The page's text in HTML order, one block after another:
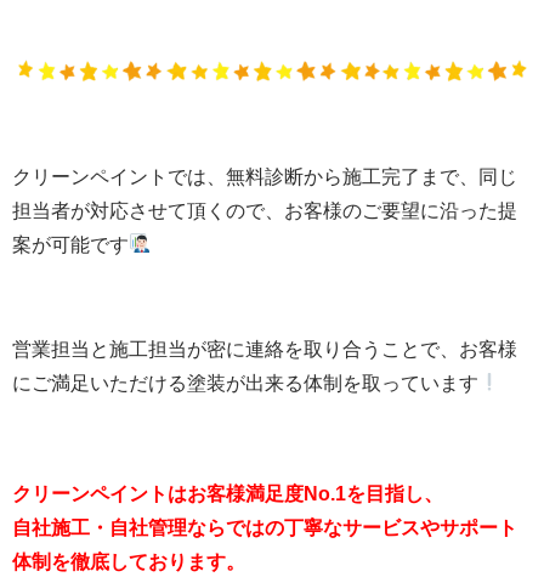
クリーンペイントでは、無料診断から施工完了まで、同じ
担当者が対応させて頂くので、お客様のご要望に沿った提
案が可能です
営業担当と施工担当が密に連絡を取り合うことで、お客様
にご満足いただける塗装が出来る体制を取っています
クリーンペイントはお客様満足度No.1を目指し、
自社施工・自社管理ならではの丁寧なサービスやサポート
体制を徹底しております。